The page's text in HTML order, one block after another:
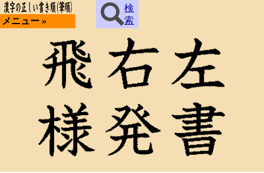
メニュー »
検
索